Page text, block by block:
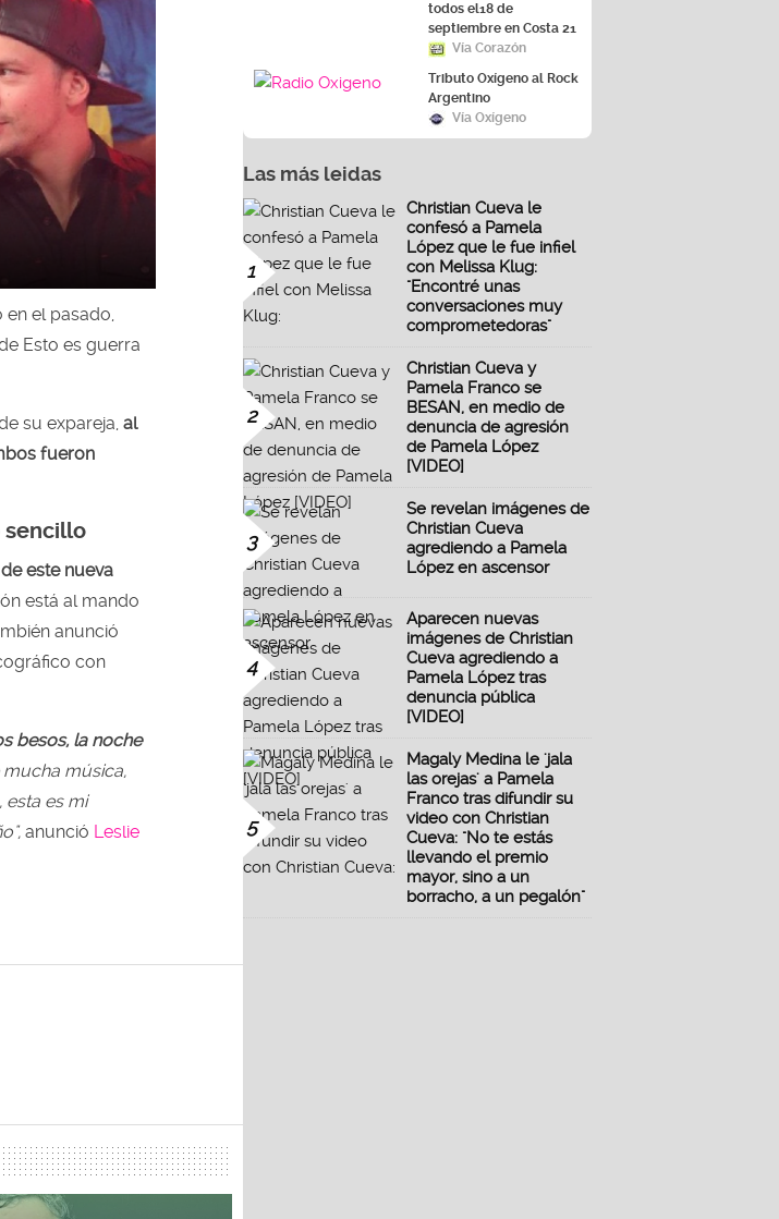
el pasado,
Esto es guerra
su expareja, al
fueron
sencillo
este nueva
está al mando
anunció
con
besos, la noche
mucha música,
esta es mi
anunció Leslie
todos el18 de
septiembre en Costa 21
Vía Corazón
Tributo Oxígeno al Rock
Argentino
Vía Oxígeno
Las más leidas
1
Christian Cueva le
confesó a Pamela
López que le fue infiel
con Melissa Klug:
"Encontré unas
conversaciones muy
comprometedoras"
2
Christian Cueva y
Pamela Franco se
BESAN, en medio de
denuncia de agresión
de Pamela López
[VIDEO]
3
Se revelan imágenes de
Christian Cueva
agrediendo a Pamela
López en ascensor
4
Aparecen nuevas
imágenes de Christian
Cueva agrediendo a
Pamela López tras
denuncia pública
[VIDEO]
5
Magaly Medina le 'jala
las orejas' a Pamela
Franco tras difundir su
video con Christian
Cueva: "No te estás
llevando el premio
mayor, sino a un
borracho, a un pegalón"